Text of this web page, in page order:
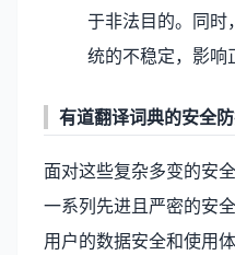
于非法目的。同时
统的不稳定，影响
有道翻译词典的安全
面对这些复杂多变的安
一系列先进且严密的安
用户的数据安全和使用体